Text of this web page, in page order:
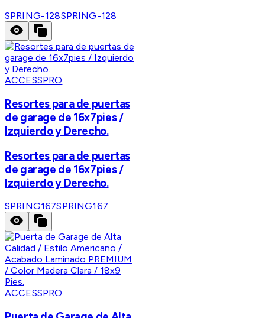
SPRING-128SPRING-128
ACCESSPRO
Resortes para de puertas
de garage de 16x7pies /
Izquierdo y Derecho.
Resortes para de puertas
de garage de 16x7pies /
Izquierdo y Derecho.
SPRING167SPRING167
ACCESSPRO